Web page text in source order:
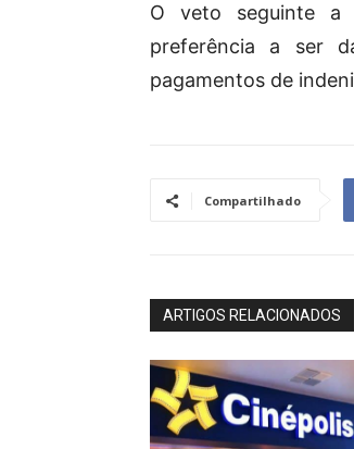
O veto seguinte a
preferência a ser
pagamentos de
Compartilhado
ARTIGOS RELACIONADOS